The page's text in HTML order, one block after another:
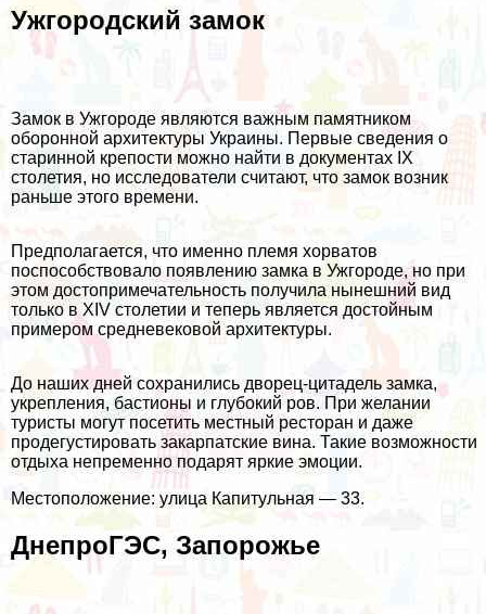
Ужгородский замок
Замок в Ужгороде являются важным памятником
оборонной архитектуры Украины. Первые сведения о
старинной крепости можно найти в документах IX
столетия, но исследователи считают, что замок возник
раньше этого времени.
Предполагается, что именно племя хорватов
поспособствовало появлению замка в Ужгороде, но при
этом достопримечательность получила нынешний вид
только в XIV столетии и теперь является достойным
примером средневековой архитектуры.
До наших дней сохранились дворец-цитадель замка,
укрепления, бастионы и глубокий ров. При желании
туристы могут посетить местный ресторан и даже
продегустировать закарпатские вина. Такие возможности
отдыха непременно подарят яркие эмоции.
Местоположение: улица Капитульная — 33.
ДнепроГЭС, Запорожье